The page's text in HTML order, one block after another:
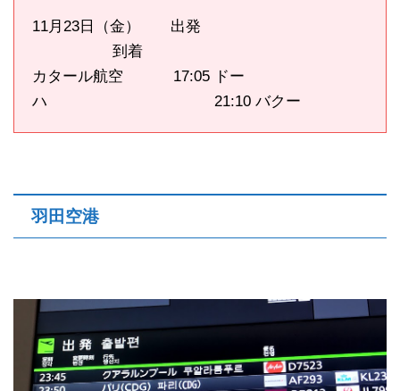
11月23日（金） 出発
到着
カタール航空 17:05 ドー
ハ 21:10 バクー
羽田空港